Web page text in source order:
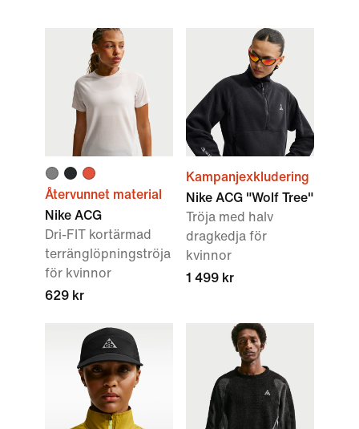
Återvunnet material
Nike ACG
Dri-FIT kortärmad
terränglöpningströja
för kvinnor
629 kr
Kampanjexkludering
Nike ACG "Wolf Tree"
Tröja med halv
dragkedja för
kvinnor
1 499 kr